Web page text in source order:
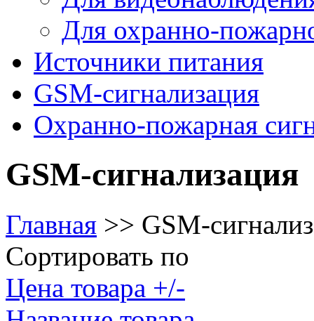
Для охранно-
Источники питания
GSM-сигнализация
Охранно-пожарная
GSM-сигнализация
Главная >> GSM-
Сортировать по
Цена товара +/-